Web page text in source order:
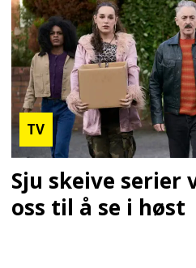
TV
Sju skeive serier
oss til å se i høst